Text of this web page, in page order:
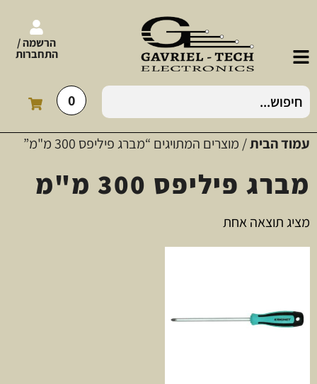
הרשמה /
התחברות
0
עמוד הבית/ מוצרים המתויגים “מברג פיליפס 300 מ"מ”
מברג פיליפס 300 מ"מ
מציג תוצאה אחת